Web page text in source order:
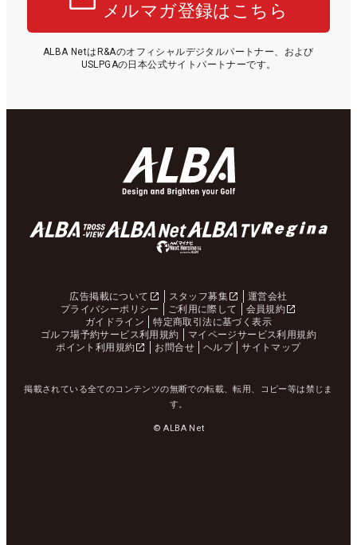
メルマガ登録はこちら
ALBA NetはR&Aのオフィシャルデジタルパートナー、および
USLPGAの日本公式サイトパートナーです。
広告掲載について スタッフ募集
運営会社
プライバシーポリシー
ご利用に際して
会員規約
ガイドライン
特定商取引法に基づく表示
ゴルフ場予約サービス利用規約
マイページサービス利用規約
ポイント利用規約
お問合せ ヘルプ サイトマップ
掲載されている全てのコンテンツの無断での転載、転用、コピー等は禁じま
す。
© ALBA Net